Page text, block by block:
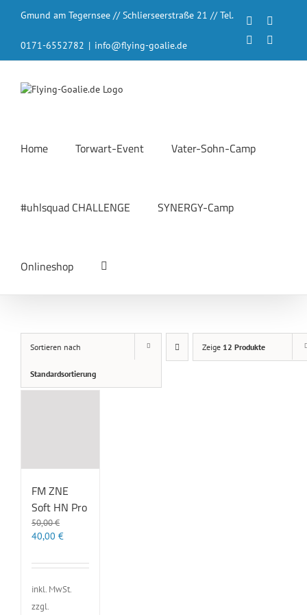
InhaltGmund am Tegernsee // Schlierseerstraße 21 // Tel.
0171-6552782 | info@flying-goalie.de
Facebook
LinkedIn
Home Torwart-Event Vater-Sohn-Camp
#uhlsquad CHALLENGE SYNERGY-Camp
Onlineshop
Sortieren nach
Standardsortierung
Zeige 12 Produkte
FM ZNE
Soft HN Pro
50,00€
Ursprünglicher
war:
40,00 €Aktueller
ist:
inkl. MwSt.
zzgl.